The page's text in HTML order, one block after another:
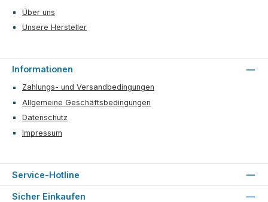
Über uns
Unsere Hersteller
Informationen
Zahlungs- und Versandbedingungen
Allgemeine Geschäftsbedingungen
Datenschutz
Impressum
Service-Hotline
Sicher Einkaufen